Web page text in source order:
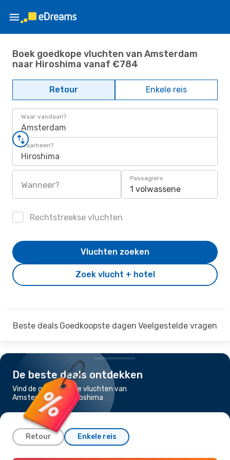
Boek goedkope vluchten van Amsterdam
naar Hiroshima vanaf €784
Retour Enkele reis
Waar vandaan?
Amsterdam
Waarheen?
Hiroshima
Wanneer?
Passagiers
1 volwassene
Rechtstreekse vluchten
Zoek vlucht + hotel
Vluchten zoeken
Beste deals Goedkoopste dagen Veelgestelde vragen
De beste deals ontdekken
Vind de goedkoopste vluchten van
Amsterdam naar Hiroshima
Retour Enkele reis